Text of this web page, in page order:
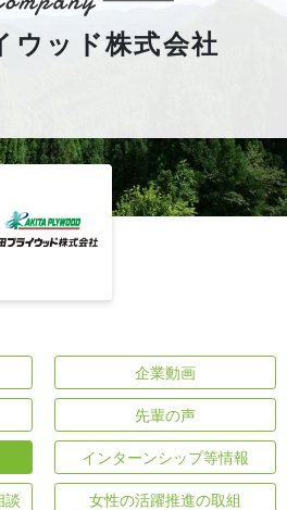
ウッド株式会社
企業動画
先輩の声
インターンシップ等情報
談 女性の活躍推進の取組